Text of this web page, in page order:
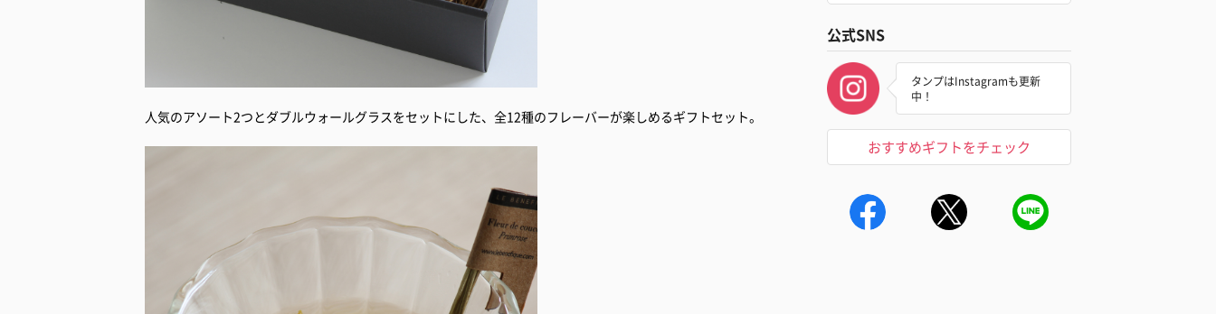
人気のアソート2つとダブルウォールグラスをセットにした、全12種のフレーバーが楽しめるギフトセット。
公式SNS
タンプはInstagramも更新
中！
おすすめギフトをチェック